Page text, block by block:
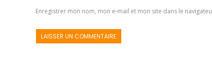
Enregistrer mon nom, mon e-mail et mon site dans le